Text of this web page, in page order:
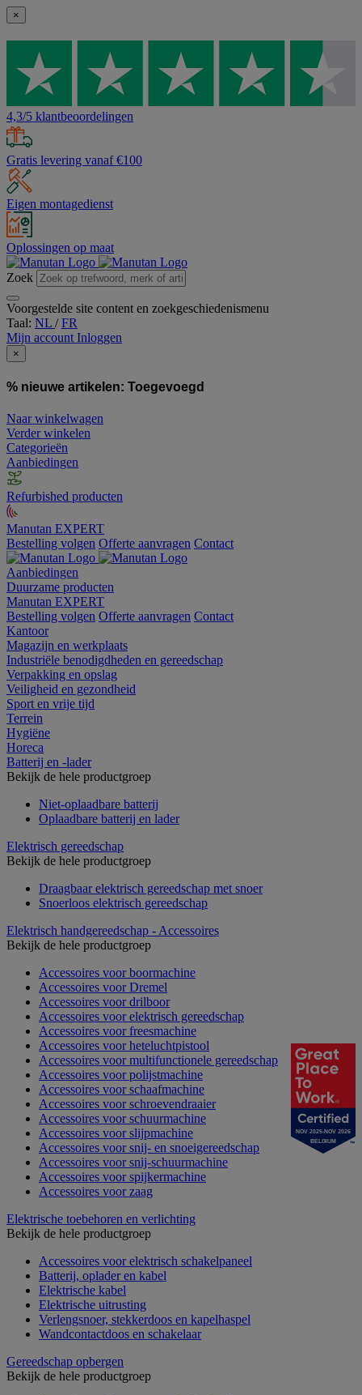
×
4,3/5 klantbeoordelingen
Gratis levering vanaf €100
Eigen montagedienst
Oplossingen op maat
Zoek
Voorgestelde site content en zoekgeschiedenismenu
Taal: NL /FR
Mijn account Inloggen
×
% nieuwe artikelen: Toegevoegd
Naar winkelwagen
Verder winkelen
Categorieën
Aanbiedingen
Refurbished producten
Manutan EXPERT
Bestelling volgen Offerte aanvragen Contact
Aanbiedingen
Duurzame producten
Manutan EXPERT
Bestelling volgen Offerte aanvragen Contact
Kantoor
Magazijn en werkplaats
Industriële benodigdheden en gereedschap
Verpakking en opslag
Veiligheid en gezondheid
Sport en vrije tijd
Terrein
Hygiëne
Horeca
Batterij en -lader
Bekijk de hele productgroep
Niet-oplaadbare batterij
Oplaadbare batterij en lader
Elektrisch gereedschap
Bekijk de hele productgroep
Draagbaar elektrisch gereedschap met snoer
Snoerloos elektrisch gereedschap
Elektrisch handgereedschap - Accessoires
Bekijk de hele productgroep
Accessoires voor boormachine
Accessoires voor Dremel
Accessoires voor drilboor
Accessoires voor elektrisch gereedschap
Accessoires voor freesmachine
Accessoires voor heteluchtpistool
Accessoires voor multifunctionele gereedschap
Accessoires voor polijstmachine
Accessoires voor schaafmachine
Accessoires voor schroevendraaier
Accessoires voor schuurmachine
Accessoires voor slijpmachine
Accessoires voor snij- en snoeigereedschap
Accessoires voor snij-schuurmachine
Accessoires voor spijkermachine
Accessoires voor zaag
Elektrische toebehoren en verlichting
Bekijk de hele productgroep
Accessoires voor elektrisch schakelpaneel
Batterij, oplader en kabel
Elektrische kabel
Elektrische uitrusting
Verlengsnoer, stekkerdoos en kapelhaspel
Wandcontactdoos en schakelaar
Gereedschap opbergen
Bekijk de hele productgroep
NOV 2025-NOV 2026
BELGIUM